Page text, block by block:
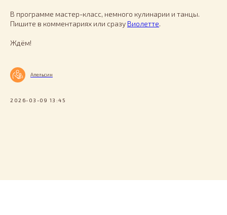
В программе мастер-класс, немного кулинарии и танцы.
Пишите в комментариях или сразу Виолетте.
Ждём!
Апельсин
2026-03-09 13:45